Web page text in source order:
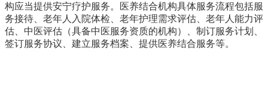
构应当提供安宁疗护服务。医养结合机构具体服务流程包括服
务接待、老年人入院体检、老年护理需求评估、老年人能力评
估、中医评估（具备中医服务资质的机构）、制订服务计划、
签订服务协议、建立服务档案、提供医养结合服务等。